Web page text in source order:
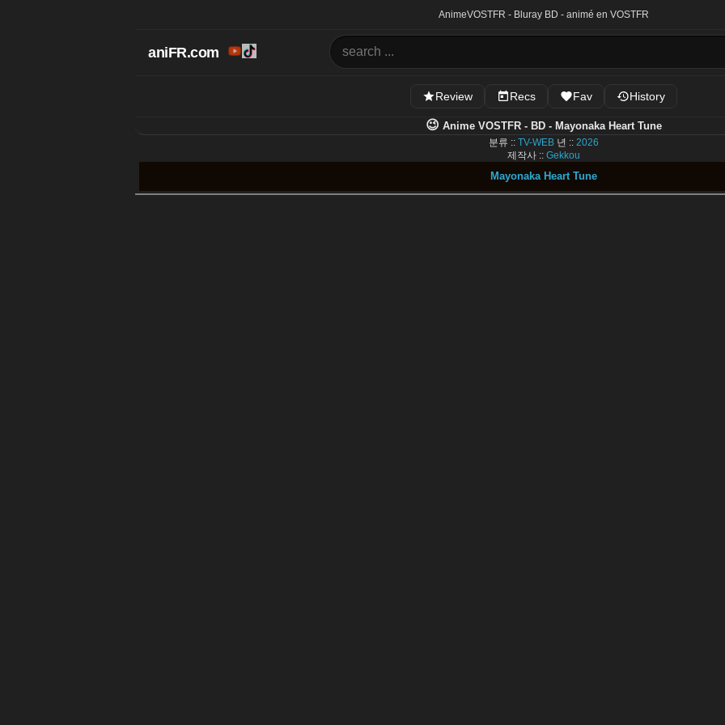
AnimeVOSTFR - Bluray BD - animé en VOSTFR
aniFR.com
Review Recs Fav History
😉 Anime VOSTFR - BD - Mayonaka Heart Tune
분류 :: TV-WEB년 :: 2026
제작사 :: Gekkou
Mayonaka Heart Tune